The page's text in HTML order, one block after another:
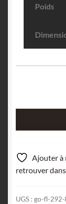
Poids
macromosaïque,
Disentis,
Grisons,
Ajouter à
retrouver
UGS : go-fl-292-